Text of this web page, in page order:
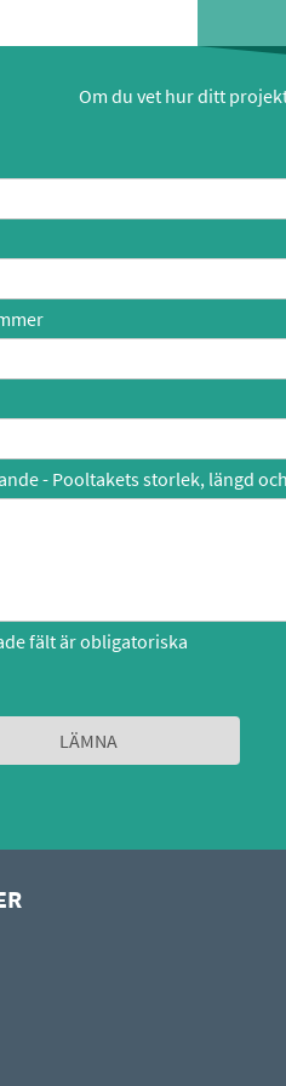
Om du vet hur ditt
- Pooltakets storlek, längd
fält är obligatoriska